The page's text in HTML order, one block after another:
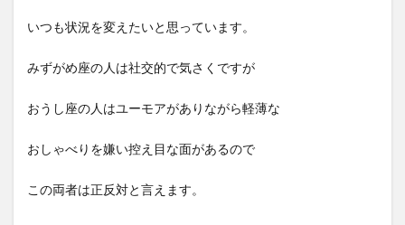
いつも状況を変えたいと思っています。
みずがめ座の人は社交的で気さくですが
おうし座の人はユーモアがありながら軽薄な
おしゃべりを嫌い控え目な面があるので
この両者は正反対と言えます。